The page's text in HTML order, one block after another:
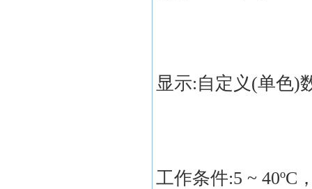
显示:自定义(单色)
工作条件:5 ~ 40ºC